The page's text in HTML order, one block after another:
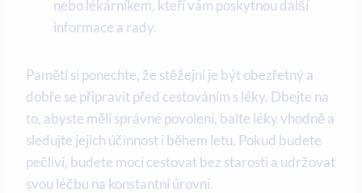
nebo lékárníkem, kteří vám poskytnou další
informace a rady.
Pamětí si ponechte, že stěžejní je být obezřetný a
dobře se připravit před cestováním s léky. Dbejte na
to, abyste měli správné povolení, balte léky vhodně a
sledujte jejich účinnost i během letu. Pokud budete
pečliví, budete moci cestovat bez starosti a udržovat
svou léčbu na konstantní úrovni.